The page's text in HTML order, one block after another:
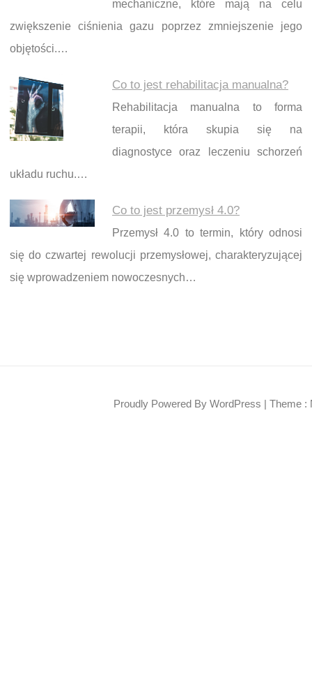
mechaniczne, które mają na celu
zwiększenie ciśnienia gazu poprzez zmniejszenie jego
objętości.…
Co to jest rehabilitacja manualna?
Rehabilitacja manualna to forma
terapii, która skupia się na
diagnostyce oraz leczeniu schorzeń
układu ruchu.…
Co to jest przemysł 4.0?
Przemysł 4.0 to termin, który odnosi
się do czwartej rewolucji przemysłowej, charakteryzującej
się wprowadzeniem nowoczesnych…
Proudly Powered By WordPress | Theme :